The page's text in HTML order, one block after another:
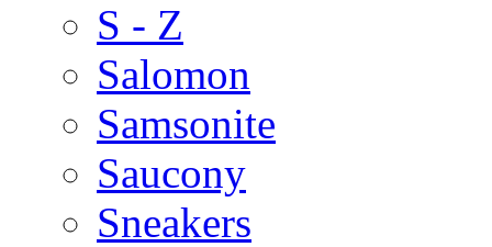
S - Z
Salomon
Samsonite
Saucony
Sneakers